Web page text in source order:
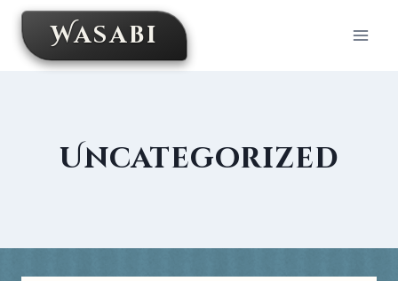
Skip
content
Wasabi
Uncategorized